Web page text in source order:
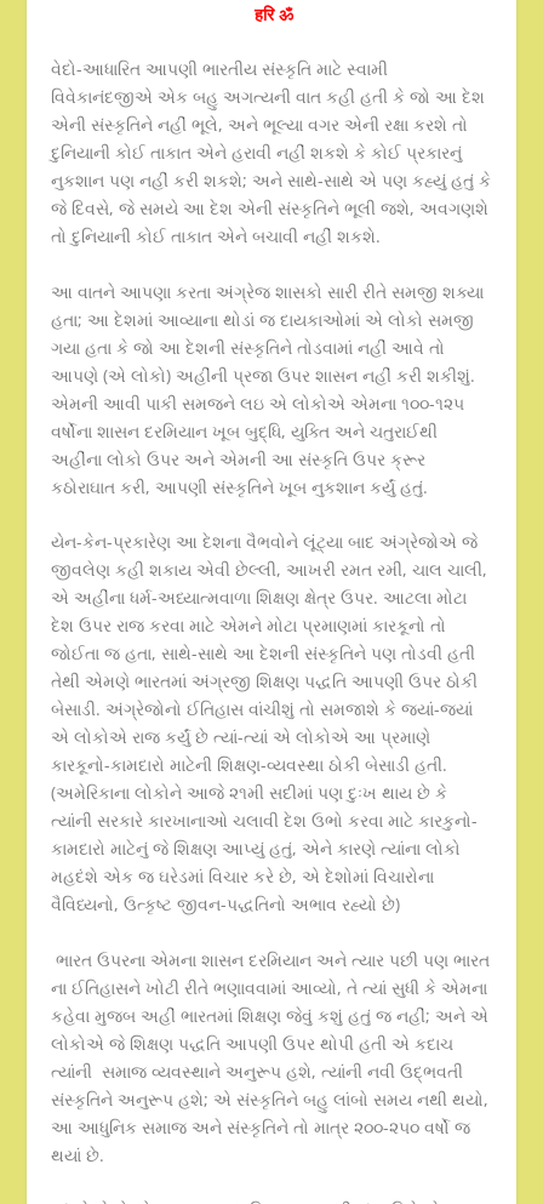
हरि ॐ
વેદો-આધારિત આપણી ભારતીય સંસ્કૃતિ માટે સ્વામી
વિવેકાનંદજીએ એક બહુ અગત્યની વાત કહી હતી કે જો આ દેશ
એની સંસ્કૃતિને નહીં ભૂલે, અને ભૂલ્યા વગર એની રક્ષા કરશે તો
દુનિયાની કોઈ તાકાત એને હરાવી નહીં શકશે કે કોઈ પ્રકારનું
નુકશાન પણ નહીં કરી શકશે; અને સાથે-સાથે એ પણ કહ્યું હતું કે
જે દિવસે, જે સમયે આ દેશ એની સંસ્કૃતિને ભૂલી જશે, અવગણશે
તો દુનિયાની કોઈ તાકાત એને બચાવી નહીં શકશે.
આ વાતને આપણા કરતા અંગ્રેજ શાસકો સારી રીતે સમજી શક્યા
હતા; આ દેશમાં આવ્યાના થોડાં જ દાયકાઓમાં એ લોકો સમજી
ગયા હતા કે જો આ દેશની સંસ્કૃતિને તોડવામાં નહીં આવે તો
આપણે (એ લોકો) અહીંની પ્રજા ઉપર શાસન નહીં કરી શકીશું.
એમની આવી પાકી સમજને લઇ એ લોકોએ એમના ૧૦૦-૧૨૫
વર્ષોના શાસન દરમિયાન ખૂબ બુદ્ધિ, યુક્તિ અને ચતુરાઈથી
અહીંના લોકો ઉપર અને એમની આ સંસ્કૃતિ ઉપર ક્રૂર
કઠોરાઘાત કરી, આપણી સંસ્કૃતિને ખૂબ નુકશાન કર્યું હતું.
યેન-કેન-પ્રકારેણ આ દેશના વૈભવોને લૂંટ્યા બાદ અંગ્રેજોએ જે
જીવલેણ કહી શકાય એવી છેલ્લી, આખરી રમત રમી, ચાલ ચાલી,
એ અહીંના ધર્મ-અધ્યાત્મવાળા શિક્ષણ ક્ષેત્ર ઉપર. આટલા મોટા
દેશ ઉપર રાજ કરવા માટે એમને મોટા પ્રમાણમાં કારકૂનો તો
જોઈતા જ હતા, સાથે-સાથે આ દેશની સંસ્કૃતિને પણ તોડવી હતી
તેથી એમણે ભારતમાં અંગ્રજી શિક્ષણ પદ્ધતિ આપણી ઉપર ઠોકી
બેસાડી. અંગ્રેજોનો ઈતિહાસ વાંચીશું તો સમજાશે કે જ્યાં-જ્યાં
એ લોકોએ રાજ કર્યું છે ત્યાં-ત્યાં એ લોકોએ આ પ્રમાણે
કારકૂનો-કામદારો માટેની શિક્ષણ-વ્યવસ્થા ઠોકી બેસાડી હતી.
(અમેરિકાના લોકોને આજે ૨૧મી સદીમાં પણ દુઃખ થાય છે કે
ત્યાંની સરકારે કારખાનાઓ ચલાવી દેશ ઉભો કરવા માટે કારકુનો-
કામદારો માટેનું જે શિક્ષણ આપ્યું હતું, એને કારણે ત્યાંના લોકો
મહદંશે એક જ ઘરેડમાં વિચાર કરે છે, એ દેશોમાં વિચારોના
વૈવિધ્યનો, ઉત્કૃષ્ટ જીવન-પદ્ધતિનો અભાવ રહ્યો છે)
ભારત ઉપરના એમના શાસન દરમિયાન અને ત્યાર પછી પણ ભારત
ના ઈતિહાસને ખોટી રીતે ભણાવવામાં આવ્યો, તે ત્યાં સુધી કે એમના
કહેવા મુજબ અહીં ભારતમાં શિક્ષણ જેવું કશું હતું જ નહીં; અને એ
લોકોએ જે શિક્ષણ પદ્ધતિ આપણી ઉપર થોપી હતી એ કદાચ
ત્યાંની સમાજ વ્યવસ્થાને અનુરૂપ હશે, ત્યાંની નવી ઉદ્ભવતી
સંસ્કૃતિને અનુરૂપ હશે; એ સંસ્કૃતિને બહુ લાંબો સમય નથી થયો,
આ આધુનિક સમાજ અને સંસ્કૃતિને તો માત્ર ૨૦૦-૨૫૦ વર્ષો જ
થયાં છે.